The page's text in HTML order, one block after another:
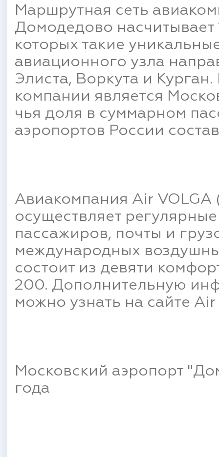
Маршрутная сеть
Домодедово насчитывает
которых такие
авиационного узла
Элиста, Воркута и
компании является
чья доля в суммарном
аэропортов России
Авиакомпания Air
осуществляет
пассажиров, почты и
международных
состоит из девяти
200. Дополнительную
можно узнать на сайте Air
Московский аэропорт
года